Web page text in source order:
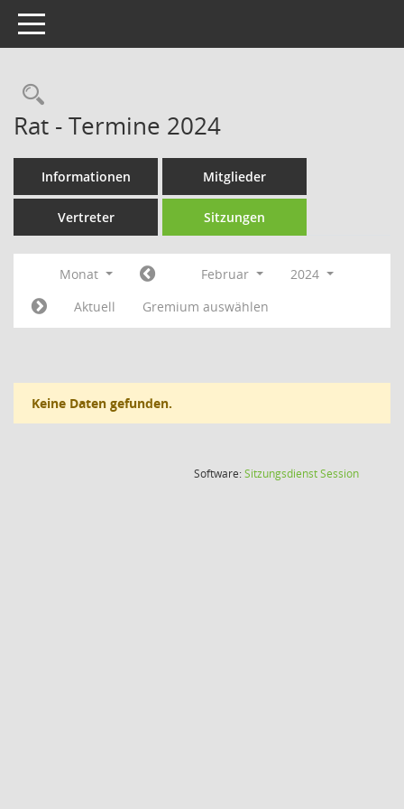
Toggle navigation
Rechercheauswahl
Rat - Termine 2024
Informationen Mitglieder
Vertreter Sitzungen
Monat Februar
2024
Aktuell
Gremium auswählen
Keine Daten gefunden.
Software:SitzungsdienstSession(Wird in